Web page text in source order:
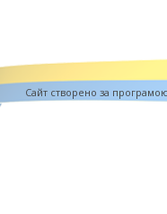
Cайт створено за